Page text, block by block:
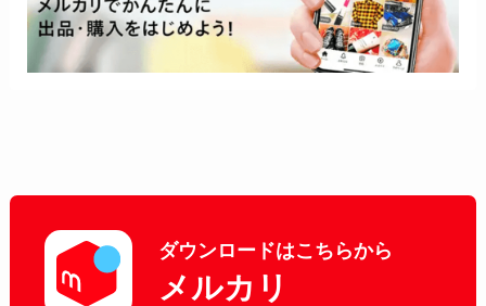
ダウンロードはこちらから
メルカリ